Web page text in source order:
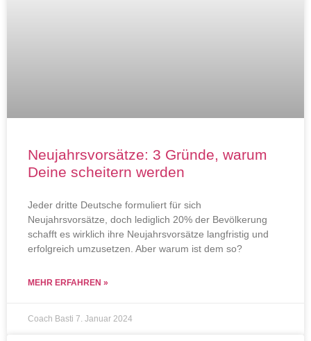
Neujahrsvorsätze: 3 Gründe, warum
Deine scheitern werden
Jeder dritte Deutsche formuliert für sich
Neujahrsvorsätze, doch lediglich 20% der Bevölkerung
schafft es wirklich ihre Neujahrsvorsätze langfristig und
erfolgreich umzusetzen. Aber warum ist dem so?
MEHR ERFAHREN »
Coach Basti 7. Januar 2024